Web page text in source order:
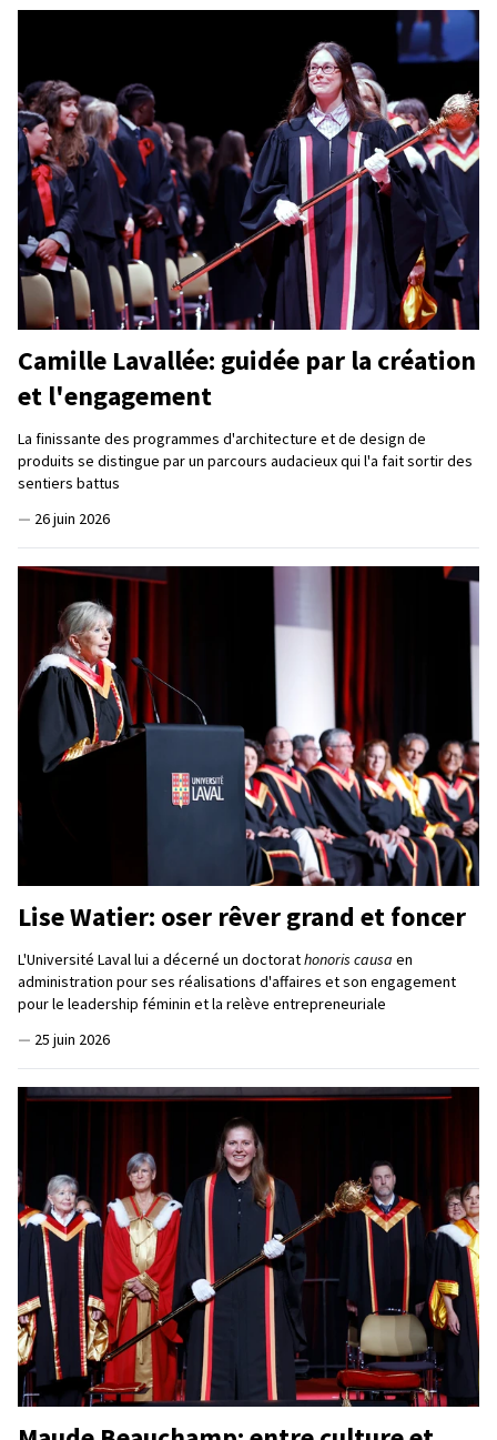
Camille Lavallée: guidée par la création
et l'engagement
La finissante des programmes d'architecture et de design de
produits se distingue par un parcours audacieux qui l'a fait sortir des
sentiers battus
— 26 juin 2026
Lise Watier: oser rêver grand et foncer
L'Université Laval lui a décerné un doctorathonoris causa en
administration pour ses réalisations d'affaires et son engagement
pour le leadership féminin et la relève entrepreneuriale
— 25 juin 2026